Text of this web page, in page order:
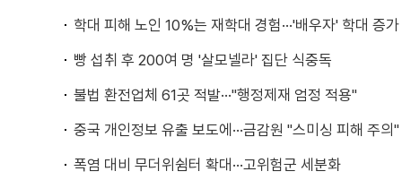
학대 피해 노인 10%는 재학대 경험···'배우자' 학대 증
빵 섭취 후 200여 명 '살모넬라' 집단 식중독
불법 환전업체 61곳 적발···"행정제재 엄정 적용"
중국 개인정보 유출 보도에···금감원 "스미싱 피해 주의"
폭염 대비 무더위쉼터 확대···고위험군 세분화